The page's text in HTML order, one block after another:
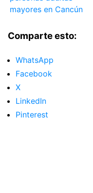
mayores en Cancún
Comparte esto:
WhatsApp
Facebook
X
LinkedIn
Pinterest